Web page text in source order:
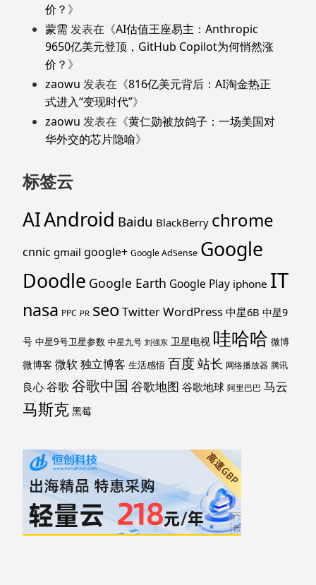
价？ 》
蒙需 发表在《AI估值王座易主：Anthropic
9650亿美元登顶，GitHub Copilot为何悄然涨
价？ 》
zaowu 发表在《816亿美元背后：AI淘金热正
式进入“变现时代”》
zaowu 发表在《黄仁勋被放鸽子：一场美国对
华外交的芯片隐喻》
标签云
AIAndroid Baidu BlackBerry chrome
cnnic gmail google+ Google AdSense Google
Doodle Google Earth Google Play iphone IT
nasa PPC PR seoTwitterWordPress 中星6B 中星9
号 中星9号卫星参数 中星九号 刘强东 卫星电视 哇哈哈 微博
微博客 微软独立博客 生活感悟 百度 站长 网络播放器 腾讯
良心 谷歌 谷歌中国 谷歌地图 谷歌地球 阿里巴巴 马云
马斯克 黑莓